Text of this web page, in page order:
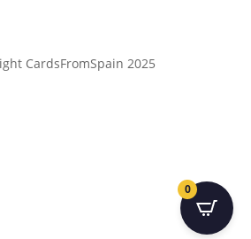
CardsFromSpain 2025
0